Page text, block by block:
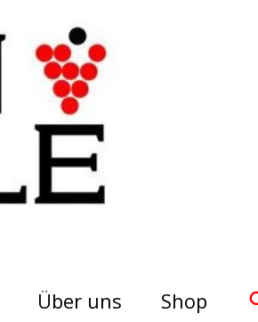
Über uns Shop